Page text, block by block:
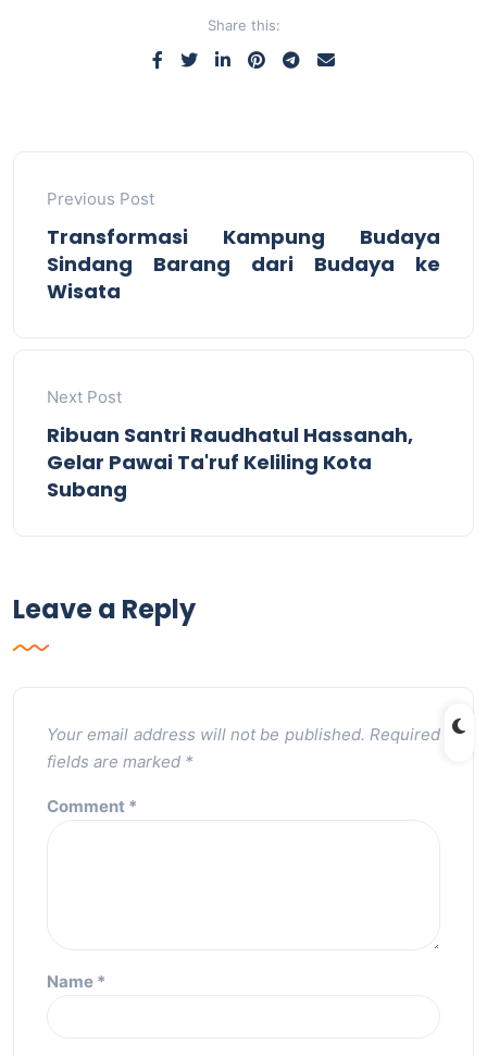
Share this:
Previous Post
Transformasi Kampung Budaya
Sindang Barang dari Budaya ke
Wisata
Next Post
Ribuan Santri Raudhatul Hassanah,
Gelar Pawai Ta'ruf Keliling Kota
Subang
Leave a Reply
Your email address will not be published. Required
fields are marked *
Comment *
Name *